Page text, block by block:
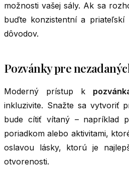
možnosti vašej sály. Ak sa
buďte konzistentní a priateľskí
dôvodov.
Pozvánky pre
Moderný prístup k
inkluzivite. Snažte sa vytvoriť
bude cítiť vítaný – napríklad
poriadkom alebo aktivitami,
oslavou lásky, ktorú je
otvorenosti.